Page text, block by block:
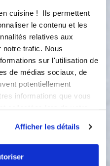
cuisine ! Ils permettent
le contenu et les
relatives aux
notre trafic. Nous
sur l'utilisation de
de médias sociaux, de
potentiellement
informations que vous
Afficher les détails
un peu de levure
petrir 1 min maximum
: 1min
boule et réservez minimum